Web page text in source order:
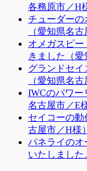
各務原市／H
チューダーの
（愛知県名古
オメガスピ
きました（愛
グランドセイ
（愛知県名古
IWCのパワー
名古屋市／E
セイコーの
古屋市／H様）
パネライのオ
いたしました